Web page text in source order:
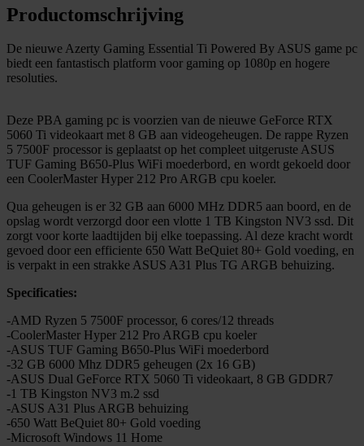
Productomschrijving
De nieuwe Azerty Gaming Essential Ti Powered By ASUS game pc
biedt een fantastisch platform voor gaming op 1080p en hogere
resoluties.
Deze PBA gaming pc is voorzien van de nieuwe GeForce RTX
5060 Ti videokaart met 8 GB aan videogeheugen. De rappe Ryzen
5 7500F processor is geplaatst op het compleet uitgeruste ASUS
TUF Gaming B650-Plus WiFi moederbord, en wordt gekoeld door
een CoolerMaster Hyper 212 Pro ARGB cpu koeler.
Qua geheugen is er 32 GB aan 6000 MHz DDR5 aan boord, en de
opslag wordt verzorgd door een vlotte 1 TB Kingston NV3 ssd. Dit
zorgt voor korte laadtijden bij elke toepassing. Al deze kracht wordt
gevoed door een efficiente 650 Watt BeQuiet 80+ Gold voeding, en
is verpakt in een strakke ASUS A31 Plus TG ARGB behuizing.
Specificaties:
-AMD Ryzen 5 7500F processor, 6 cores/12 threads
-CoolerMaster Hyper 212 Pro ARGB cpu koeler
-ASUS TUF Gaming B650-Plus WiFi moederbord
-32 GB 6000 Mhz DDR5 geheugen (2x 16 GB)
-ASUS Dual GeForce RTX 5060 Ti videokaart, 8 GB GDDR7
-1 TB Kingston NV3 m.2 ssd
-ASUS A31 Plus ARGB behuizing
-650 Watt BeQuiet 80+ Gold voeding
-Microsoft Windows 11 Home